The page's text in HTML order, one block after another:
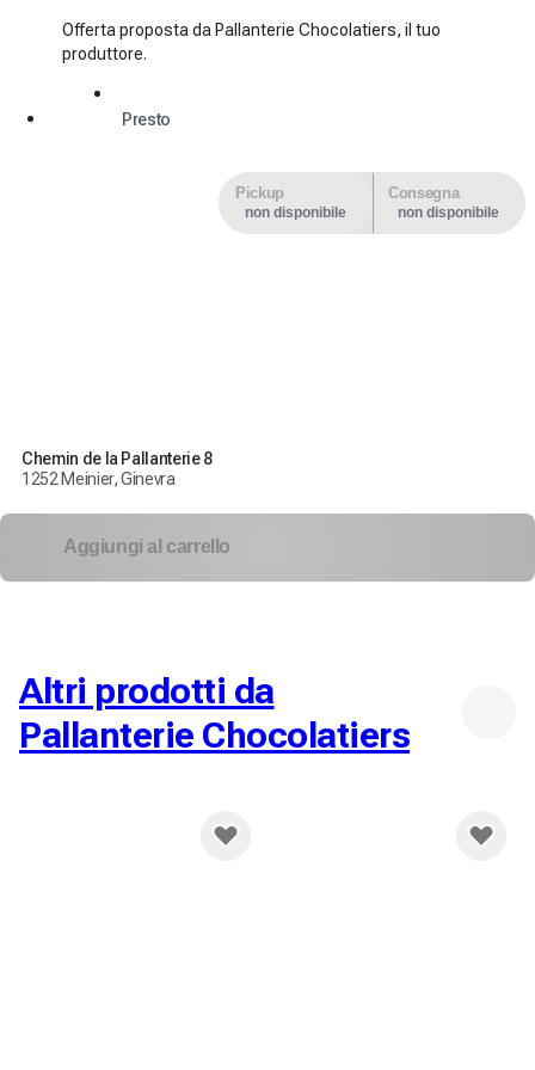
Offerta proposta da Pallanterie Chocolatiers, il tuo
produttore.
Presto
Pickup
non disponibile
Consegna
non disponibile
Chemin de la Pallanterie 8
1252 Meinier, Ginevra
Aggiungi al carrello
Altri prodotti da
Pallanterie Chocolatiers